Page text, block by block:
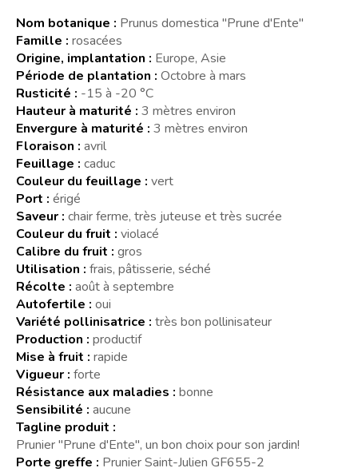
Nom botanique : Prunus domestica "Prune d'Ente"
Famille : rosacées
Origine, implantation : Europe, Asie
Période de plantation : Octobre à mars
Rusticité : -15 à -20 °C
Hauteur à maturité : 3 mètres environ
Envergure à maturité : 3 mètres environ
Floraison : avril
Feuillage : caduc
Couleur du feuillage : vert
Port : érigé
Saveur : chair ferme, très juteuse et très sucrée
Couleur du fruit : violacé
Calibre du fruit : gros
Utilisation : frais, pâtisserie, séché
Récolte : août à septembre
Autofertile : oui
Variété pollinisatrice : très bon pollinisateur
Production : productif
Mise à fruit : rapide
Vigueur : forte
Résistance aux maladies : bonne
Sensibilité : aucune
Tagline produit :
Prunier "Prune d'Ente", un bon choix pour son jardin!
Porte greffe : Prunier Saint-Julien GF655-2